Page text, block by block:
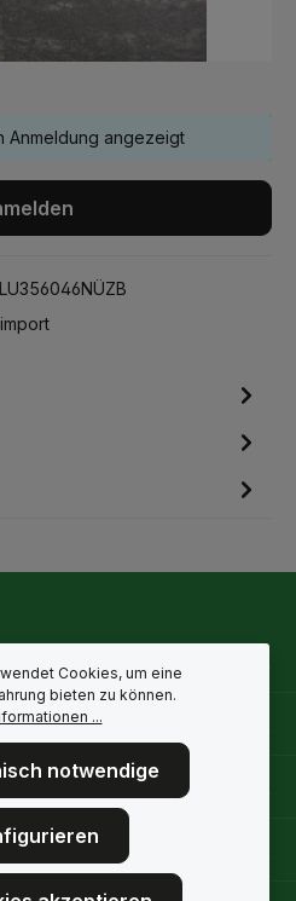
Anmeldung angezeigt
Cookies, um eine
bieten zu können.
...
notwendige